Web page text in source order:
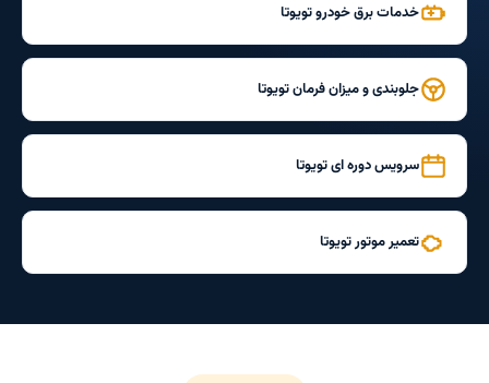
خدمات برق خودرو تویوتا
جلوبندی و میزان فرمان تویوتا
سرویس دوره ای تویوتا
تعمیر موتور تویوتا